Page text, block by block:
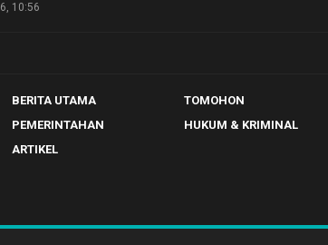
10:56
BERITA UTAMA
TOMOHON
PEMERINTAHAN
HUKUM & KRIMINAL
ARTIKEL